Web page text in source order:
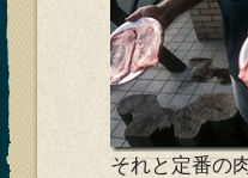
それと定番の